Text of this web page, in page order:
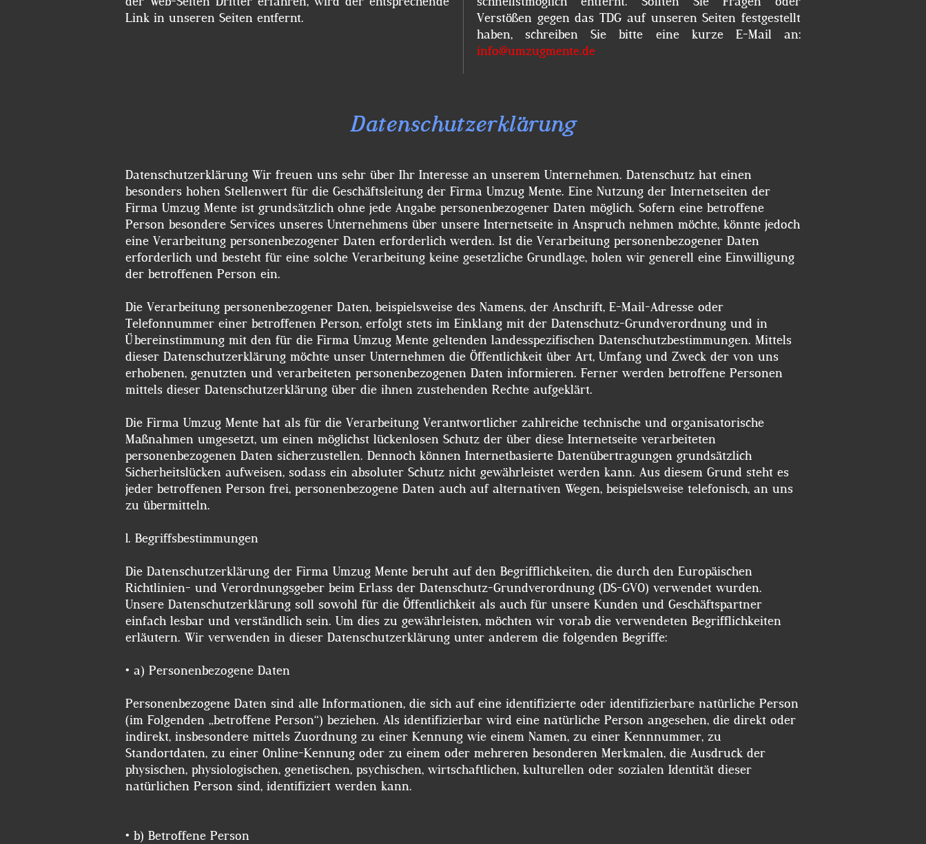
Link in unseren Seiten entfernt.
Verstößen gegen das TDG auf unseren Seiten festgestellt
haben, schreiben Sie bitte eine kurze E-Mail an:
info@umzugmente.de
Datenschutzerklärung
Datenschutzerklärung Wir freuen uns sehr über Ihr Interesse an unserem Unternehmen. Datenschutz hat einen
besonders hohen Stellenwert für die Geschäftsleitung der Firma Umzug Mente. Eine Nutzung der Internetseiten der
Firma Umzug Mente ist grundsätzlich ohne jede Angabe personenbezogener Daten möglich. Sofern eine betroffene
Person besondere Services unseres Unternehmens über unsere Internetseite in Anspruch nehmen möchte, könnte jedoch
eine Verarbeitung personenbezogener Daten erforderlich werden. Ist die Verarbeitung personenbezogener Daten
erforderlich und besteht für eine solche Verarbeitung keine gesetzliche Grundlage, holen wir generell eine Einwilligung
der betroffenen Person ein.
Die Verarbeitung personenbezogener Daten, beispielsweise des Namens, der Anschrift, E-Mail-Adresse oder
Telefonnummer einer betroffenen Person, erfolgt stets im Einklang mit der Datenschutz-Grundverordnung und in
Übereinstimmung mit den für die Firma Umzug Mente geltenden landesspezifischen Datenschutzbestimmungen. Mittels
dieser Datenschutzerklärung möchte unser Unternehmen die Öffentlichkeit über Art, Umfang und Zweck der von uns
erhobenen, genutzten und verarbeiteten personenbezogenen Daten informieren. Ferner werden betroffene Personen
mittels dieser Datenschutzerklärung über die ihnen zustehenden Rechte aufgeklärt.
Die Firma Umzug Mente hat als für die Verarbeitung Verantwortlicher zahlreiche technische und organisatorische
Maßnahmen umgesetzt, um einen möglichst lückenlosen Schutz der über diese Internetseite verarbeiteten
personenbezogenen Daten sicherzustellen. Dennoch können Internetbasierte Datenübertragungen grundsätzlich
Sicherheitslücken aufweisen, sodass ein absoluter Schutz nicht gewährleistet werden kann. Aus diesem Grund steht es
jeder betroffenen Person frei, personenbezogene Daten auch auf alternativen Wegen, beispielsweise telefonisch, an uns
zu übermitteln.
1. Begriffsbestimmungen
Die Datenschutzerklärung der Firma Umzug Mente beruht auf den Begrifflichkeiten, die durch den Europäischen
Richtlinien- und Verordnungsgeber beim Erlass der Datenschutz-Grundverordnung (DS-GVO) verwendet wurden.
Unsere Datenschutzerklärung soll sowohl für die Öffentlichkeit als auch für unsere Kunden und Geschäftspartner
einfach lesbar und verständlich sein. Um dies zu gewährleisten, möchten wir vorab die verwendeten Begrifflichkeiten
erläutern. Wir verwenden in dieser Datenschutzerklärung unter anderem die folgenden Begriffe:
• a) Personenbezogene Daten
Personenbezogene Daten sind alle Informationen, die sich auf eine identifizierte oder identifizierbare natürliche Person
(im Folgenden „betroffene Person“) beziehen. Als identifizierbar wird eine natürliche Person angesehen, die direkt oder
indirekt, insbesondere mittels Zuordnung zu einer Kennung wie einem Namen, zu einer Kennnummer, zu
Standortdaten, zu einer Online-Kennung oder zu einem oder mehreren besonderen Merkmalen, die Ausdruck der
physischen, physiologischen, genetischen, psychischen, wirtschaftlichen, kulturellen oder sozialen Identität dieser
natürlichen Person sind, identifiziert werden kann.
• b) Betroffene Person